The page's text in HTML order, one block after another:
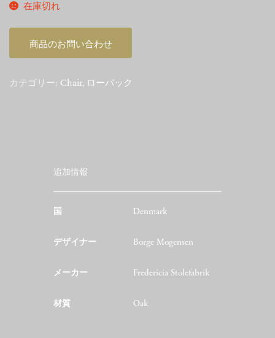
在庫切れ
商品のお問い合わせ
カテゴリー: Chair, ローバック
追加情報
国 Denmark
デザイナー Borge Mogensen
メーカー Fredericia Stolefabrik
材質 Oak